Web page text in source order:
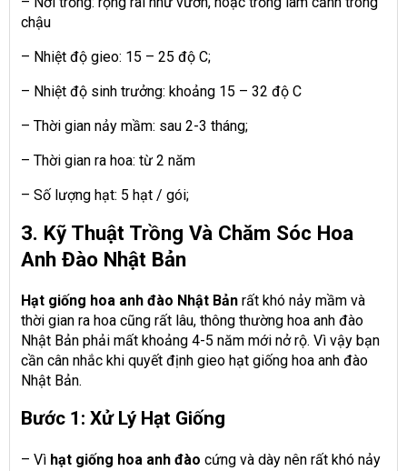
chậu
– Nhiệt độ gieo: 15 – 25 độ C;
– Nhiệt độ sinh trưởng: khoảng 15 – 32 độ C
– Thời gian nảy mầm: sau 2-3 tháng;
– Thời gian ra hoa: từ 2 năm
– Số lượng hạt: 5 hạt / gói;
3. Kỹ Thuật Trồng Và Chăm Sóc Hoa
Anh Đào Nhật Bản
Hạt giống hoa anh đào Nhật Bản rất khó nảy mầm và
thời gian ra hoa cũng rất lâu, thông thường hoa anh đào
Nhật Bản phải mất khoảng 4-5 năm mới nở rộ. Vì vậy bạn
cần cân nhắc khi quyết định gieo hạt giống hoa anh đào
Nhật Bản.
Bước 1: Xử Lý Hạt Giống
– Vì hạt giống hoa anh đào cứng và dày nên rất khó nảy